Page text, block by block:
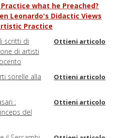
what he Preached?
Leonardo's Didactic Views
Practice
scritti di
di artisti
Ottieni articolo
sorelle alla
Ottieni articolo
:
del
Ottieni articolo